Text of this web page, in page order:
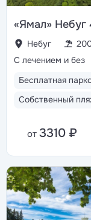
«Ямал» Небуг
Небуг
Бесплатная
Собственный
С лечением и без
от 3310 ₽